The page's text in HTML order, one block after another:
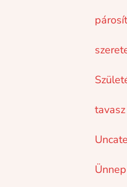
tavasz
Ünnep